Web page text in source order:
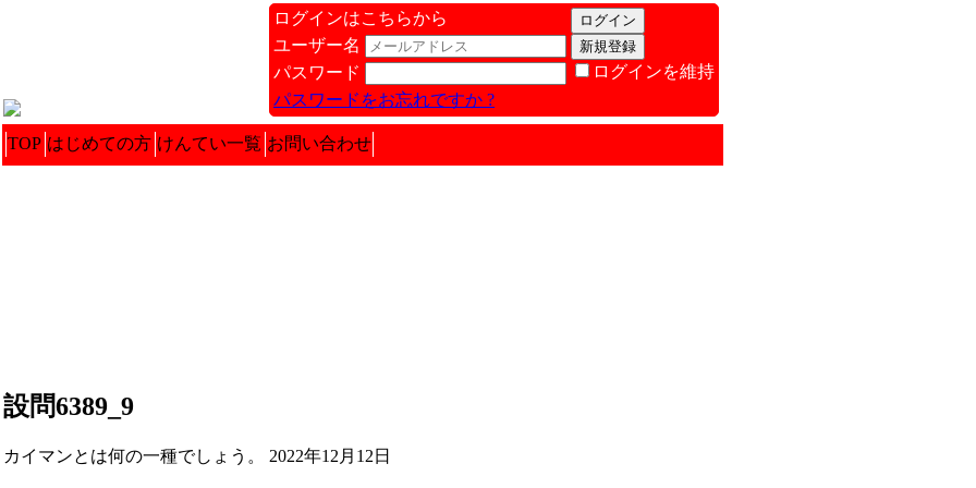
ログインはこちらから
ログインを維持
ユーザー名
パスワード
パスワードをお忘れですか ?
TOP はじめての方 けんてい一覧 お問い合わせ
設問6389_9
カイマンとは何の一種でしょう。 2022年12月12日